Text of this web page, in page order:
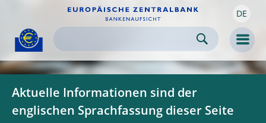
Skip to
content DE
Aktuelle Informationen sind der
englischen Sprachfassung dieser Seite